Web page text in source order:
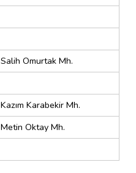
Salih Omurtak Mh.
Kazım Karabekir Mh.
Metin Oktay Mh.